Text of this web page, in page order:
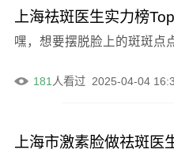
嘿，想要摆脱脸上的斑斑点
2025-04-04
181 人看过